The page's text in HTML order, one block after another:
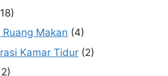
Makan (4)
Kamar Tidur (2)